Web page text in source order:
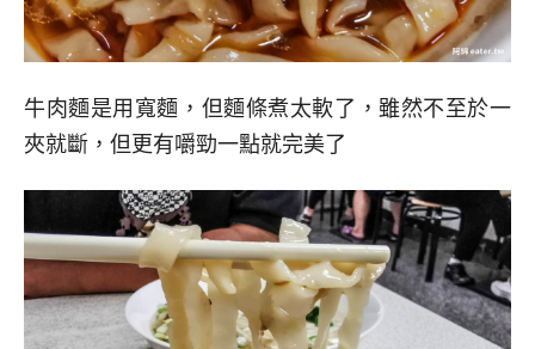
牛肉麵是用寬麵，但麵條煮太軟了，雖然不至於一
夾就斷，但更有嚼勁一點就完美了